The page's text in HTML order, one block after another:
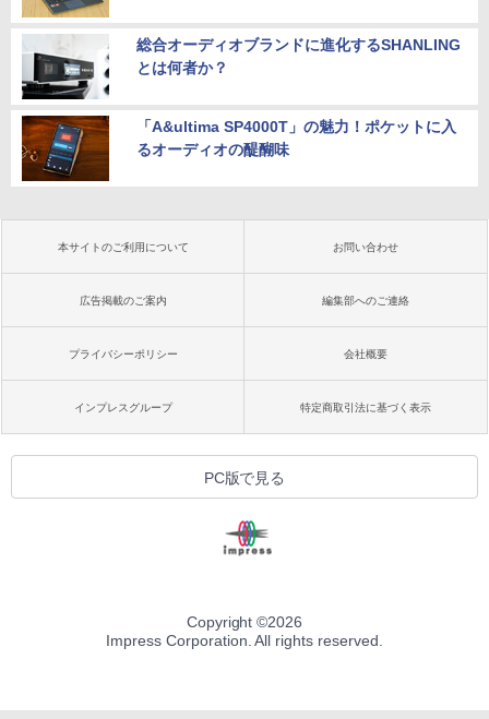
総合オーディオブランドに進化するSHANLING
とは何者か？
「A&ultima SP4000T」の魅力！ポケットに入
るオーディオの醍醐味
本サイトのご利用について お問い合わせ
広告掲載のご案内 編集部へのご連絡
プライバシーポリシー 会社概要
インプレスグループ 特定商取引法に基づく表示
PC版で見る
Copyright ©2026
Impress Corporation. All rights reserved.